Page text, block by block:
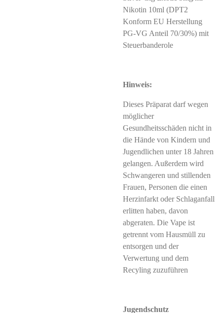
Nikotin 10ml (DPT2
Konform EU Herstellung
PG-VG Anteil 70/30%) mit
Steuerbanderole
Hinweis:
Dieses Präparat darf wegen
möglicher
Gesundheitsschäden nicht in
die Hände von Kindern und
Jugendlichen unter 18 Jahren
gelangen. Außerdem wird
Schwangeren und stillenden
Frauen, Personen die einen
Herzinfarkt oder Schlaganfall
erlitten haben, davon
abgeraten. Die Vape ist
getrennt vom Hausmüll zu
entsorgen und der
Verwertung und dem
Recyling zuzuführen
Jugendschutz